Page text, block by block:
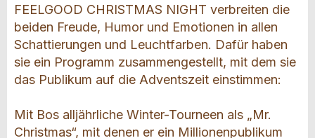
FEELGOOD CHRISTMAS NIGHT verbreiten die
beiden Freude, Humor und Emotionen in allen
Schattierungen und Leuchtfarben. Dafür haben
sie ein Programm zusammengestellt, mit dem sie
das Publikum auf die Adventszeit einstimmen:
Mit Bos alljährliche Winter-Tourneen als „Mr.
Christmas“, mit denen er ein Millionenpublikum